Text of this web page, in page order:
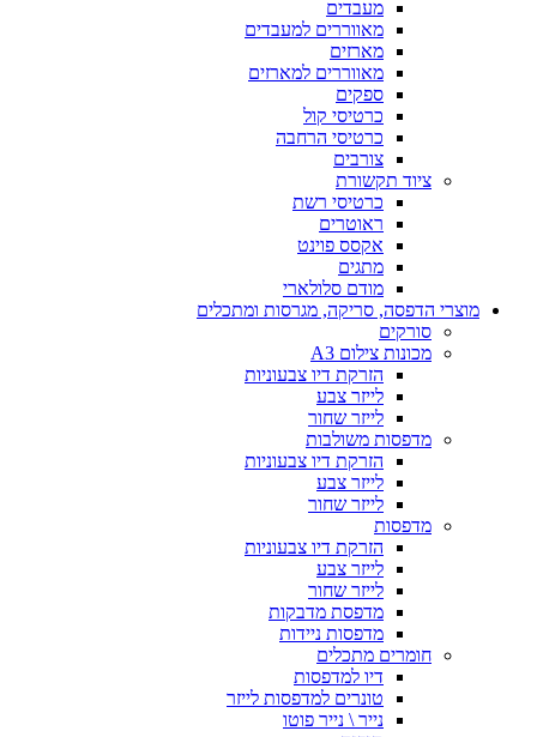
מעבדים
מאווררים למעבדים
מארזים
מאווררים למארזים
ספקים
כרטיסי קול
כרטיסי הרחבה
צורבים
ציוד תקשורת
כרטיסי רשת
ראוטרים
אקסס פוינט
מתגים
מודם סלולארי
מוצרי הדפסה, סריקה, מגרסות ומתכלים
סורקים
מכונות צילום A3
הזרקת דיו צבעוניות
לייזר צבע
לייזר שחור
מדפסות משולבות
הזרקת דיו צבעוניות
לייזר צבע
לייזר שחור
מדפסות
הזרקת דיו צבעוניות
לייזר צבע
לייזר שחור
מדפסת מדבקות
מדפסות ניידות
חומרים מתכלים
דיו למדפסות
טונרים למדפסות לייזר
נייר \ נייר פוטו